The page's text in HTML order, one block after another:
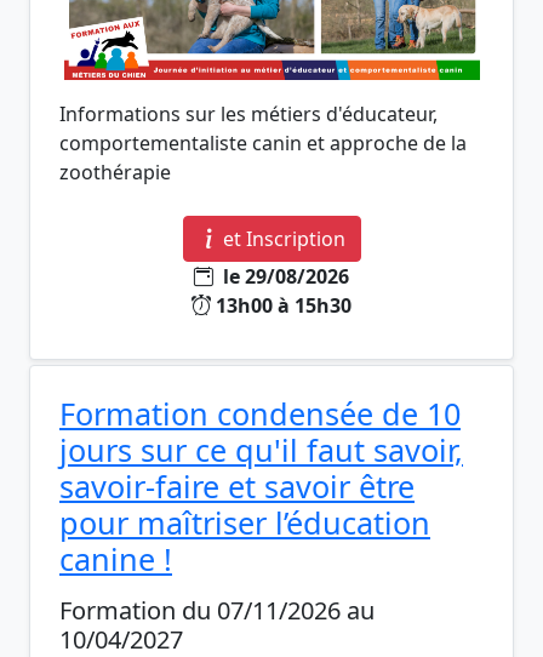
Informations sur les métiers d'éducateur,
comportementaliste canin et approche de la
zoothérapie
et Inscription
le 29/08/2026
13h00 à 15h30
Formation condensée de 10
jours sur ce qu'il faut savoir,
savoir-faire et savoir être
pour maîtriser l’éducation
canine !
Formation du 07/11/2026 au
10/04/2027